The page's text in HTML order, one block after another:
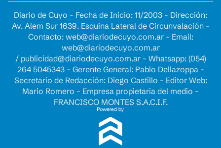
Diario de Cuyo - Fecha de Inicio: 11/2003 - Dirección:
Av. Alem Sur 1639. Esquina Lateral de Circunvalación -
Contacto: web@diariodecuyo.com.ar- Email:
web@diariodecuyo.com.ar
/ publicidad@diariodecuyo.com.ar- Whatsapp: (054)
264 5045343 - Gerente General: Pablo Dellazoppa -
Secretario de Redacción: Diego Castillo - Editor Web:
Mario Romero - Empresa propietaria del medio -
FRANCISCO MONTES S.A.C.I.F.